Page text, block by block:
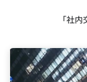
「社